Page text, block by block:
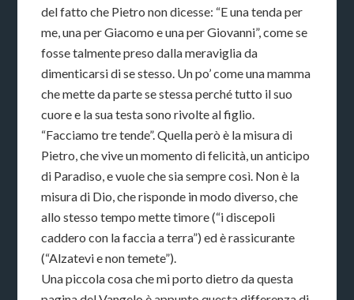
del fatto che Pietro non dicesse: “E una tenda per
me, una per Giacomo e una per Giovanni”, come se
fosse talmente preso dalla meraviglia da
dimenticarsi di se stesso. Un po’ come una mamma
che mette da parte se stessa perché tutto il suo
cuore e la sua testa sono rivolte al figlio.
“Facciamo tre tende”. Quella però è la misura di
Pietro, che vive un momento di felicità, un anticipo
di Paradiso, e vuole che sia sempre così. Non è la
misura di Dio, che risponde in modo diverso, che
allo stesso tempo mette timore (“i discepoli
caddero con la faccia a terra”) ed è rassicurante
(“Alzatevi e non temete”).
Una piccola cosa che mi porto dietro da questa